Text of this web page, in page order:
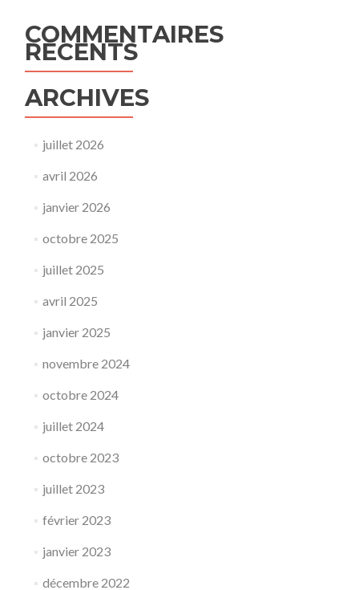
COMMENTAIRES
RÉCENTS
ARCHIVES
juillet 2026
avril 2026
janvier 2026
octobre 2025
juillet 2025
avril 2025
janvier 2025
novembre 2024
octobre 2024
juillet 2024
octobre 2023
juillet 2023
février 2023
janvier 2023
décembre 2022